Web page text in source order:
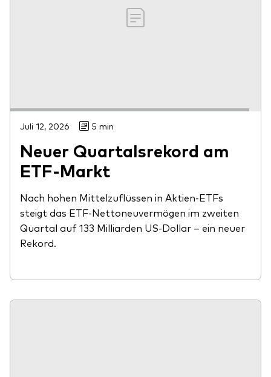
Juli 12, 2026 5 min
Neuer Quartalsrekord am
ETF-Markt
Nach hohen Mittelzuflüssen in Aktien-ETFs
steigt das ETF-Nettoneuvermögen im zweiten
Quartal auf 133 Milliarden US-Dollar – ein neuer
Rekord.